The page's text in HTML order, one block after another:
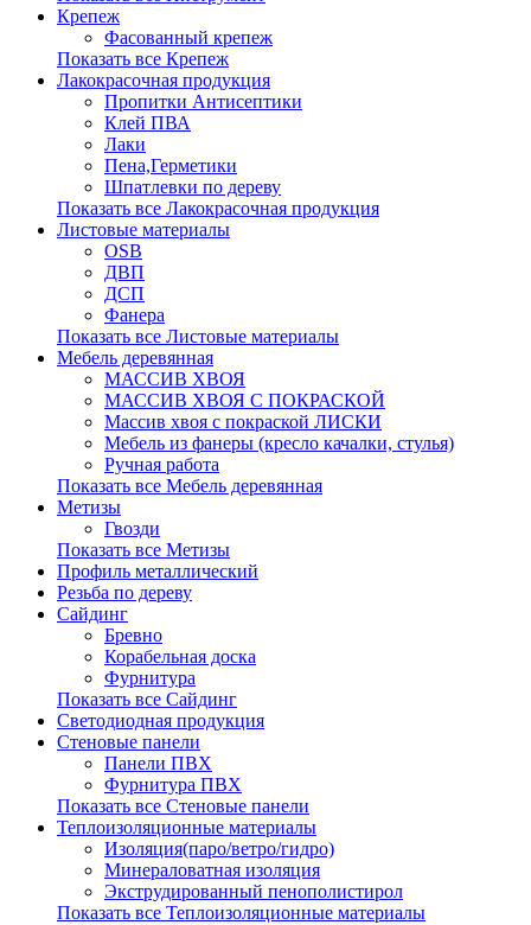
Крепеж
Фасованный крепеж
Показать все Крепеж
Лакокрасочная продукция
Пропитки Антисептики
Клей ПВА
Лаки
Пена,Герметики
Шпатлевки по дереву
Показать все Лакокрасочная продукция
Листовые материалы
OSB
ДВП
ДСП
Фанера
Показать все Листовые материалы
Мебель деревянная
МАССИВ ХВОЯ
МАССИВ ХВОЯ С ПОКРАСКОЙ
Массив хвоя с покраской ЛИСКИ
Мебель из фанеры (кресло качалки, стулья)
Ручная работа
Показать все Мебель деревянная
Метизы
Гвозди
Показать все Метизы
Профиль металлический
Резьба по дереву
Сайдинг
Бревно
Корабельная доска
Фурнитура
Показать все Сайдинг
Светодиодная продукция
Стеновые панели
Панели ПВХ
Фурнитура ПВХ
Показать все Стеновые панели
Теплоизоляционные материалы
Изоляция(паро/ветро/гидро)
Минераловатная изоляция
Экструдированный пенополистирол
Показать все Теплоизоляционные материалы